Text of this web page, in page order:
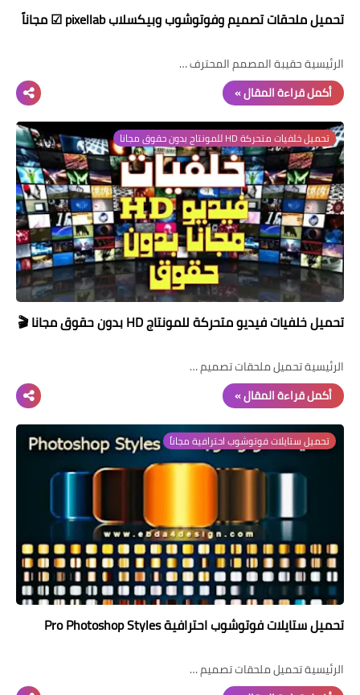
تحميل ملحقات تصميم وفوتوشوب وبيكسلاب pixellab ☑ مجاناً
الرئيسية حقيبة المصمم المحترف …
أكمل قراءة المقال »
تحميل خلفيات متحركة HD للمونتاج بدون حقوق مجانا
تحميل خلفيات فيديو متحركة للمونتاج HD بدون حقوق مجانا 🎬
الرئيسية تحميل ملحقات تصميم …
أكمل قراءة المقال »
تحميل ستايلات فوتوشوب احترافية مجاناً
تحميل ستايلات فوتوشوب احترافية Pro Photoshop Styles
الرئيسية تحميل ملحقات تصميم …